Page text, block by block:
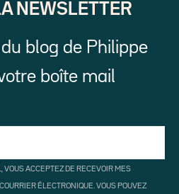
NEWSLETTER
du blog de Philippe
boîte mail
ACCEPTEZ DE RECEVOIR MES
ÉLECTRONIQUE. VOUS POUVEZ